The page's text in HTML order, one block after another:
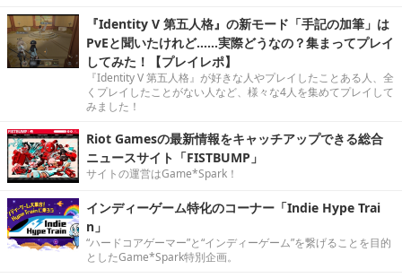
『Identity V 第五人格』の新モード「手記の加筆」は
PvEと聞いたけれど……実際どうなの？集まってプレイ
してみた！【プレイレポ】
『Identity V 第五人格』が好きな人やプレイしたことある人、全
くプレイしたことがない人など、様々な4人を集めてプレイして
みました！
Riot Gamesの最新情報をキャッチアップできる総合
ニュースサイト「FISTBUMP」
サイトの運営はGame*Spark！
インディーゲーム特化のコーナー「Indie Hype Trai
n」
“ハードコアゲーマー”と“インディーゲーム”を繋げることを目的
としたGame*Spark特別企画。